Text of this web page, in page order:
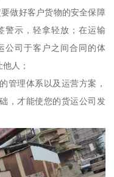
做好客户货物的安全保障
警示，轻拿轻放；在运输
公司于客户之间合同的体
人；
管理体系以及运营方案，
，才能使您的货运公司发